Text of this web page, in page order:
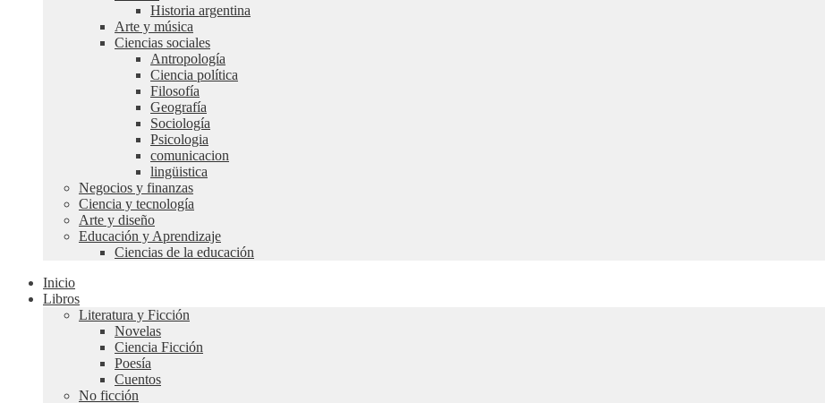
Historia argentina
Arte y música
Ciencias sociales
Antropología
Ciencia política
Filosofía
Geografía
Sociología
Psicologia
comunicacion
lingüistica
Negocios y finanzas
Ciencia y tecnología
Arte y diseño
Educación y Aprendizaje
Ciencias de la educación
Inicio
Libros
Literatura y Ficción
Novelas
Ciencia Ficción
Poesía
Cuentos
No ficción